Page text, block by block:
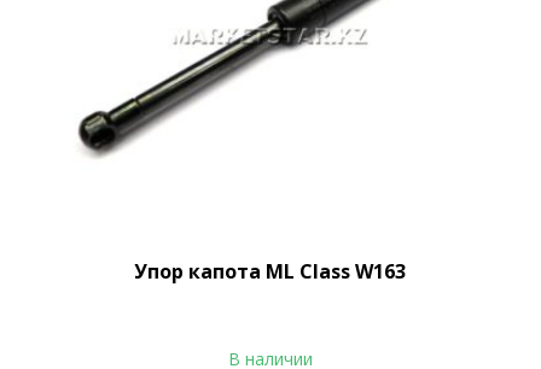
Упор капота ML Class W163
В наличии